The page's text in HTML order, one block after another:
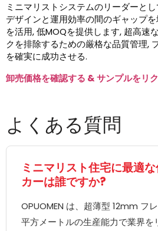
ミニマリストシステムのリーダーとし
デザインと運用効率の間のギャップ
を活用, 低MOQを提供します, 超高速
クを排除するための厳格な品質管理,
を確実に成功させる.
卸売価格を確認する & サンプルをリ
よくある質問
ミニマリスト住宅に最適
カーは誰ですか?
OPUOMEN は、超薄型 12mm フ
平方メートルの生産能力で業界を